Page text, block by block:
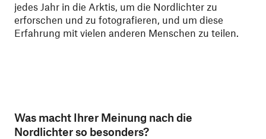
jedes Jahr in die Arktis, um die Nordlichter zu
erforschen und zu fotografieren, und um diese
Erfahrung mit vielen anderen Menschen zu teilen.
Was macht Ihrer Meinung nach die
Nordlichter so besonders?